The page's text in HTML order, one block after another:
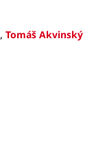
, Tomáš Akvinský